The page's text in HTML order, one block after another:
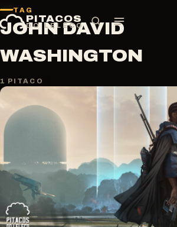
Pular
para
o
conteúdo
PITACOS
DO LELECO
TAG
JOHN DAVID
WASHINGTON
1 PITACO